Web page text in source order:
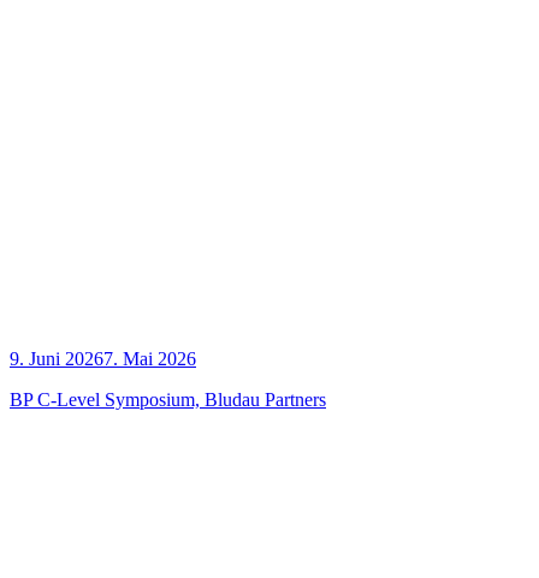
9. Juni 20267. Mai 2026
BP C‑Level Sym­po­si­um, Blu­dau Partners